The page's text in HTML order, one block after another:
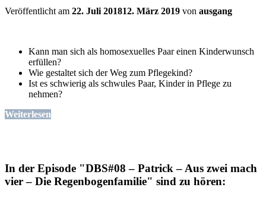
Veröffentlicht am 22. Juli 201812. März 2019 von ausgang
Kann man sich als homosexuelles Paar einen Kinderwunsch
erfüllen?
Wie gestaltet sich der Weg zum Pflegekind?
Ist es schwierig als schwules Paar, Kinder in Pflege zu
nehmen?
Weiterlesen
In der Episode "DBS#08 – Patrick – Aus zwei mach
vier – Die Regenbogenfamilie" sind zu hören: